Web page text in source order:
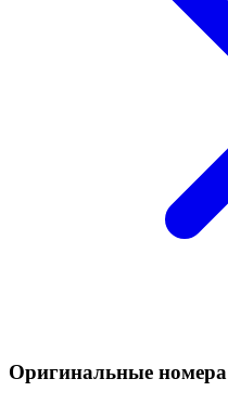
Оригинальные номера